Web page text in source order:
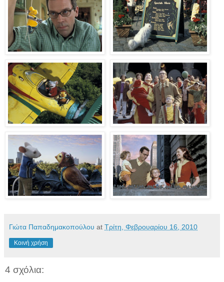
Γιώτα Παπαδημακοπούλου at Τρίτη, Φεβρουαρίου 16, 2010
Κοινή χρήση
4 σχόλια: